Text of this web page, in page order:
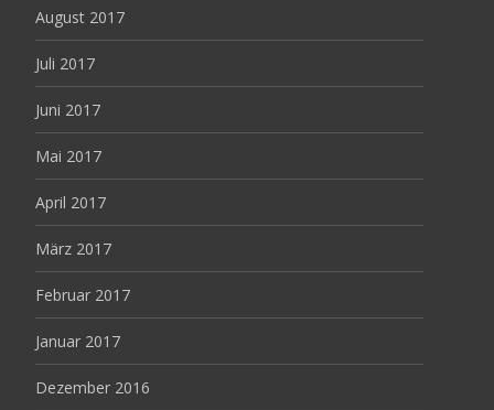
August 2017
Juli 2017
Juni 2017
Mai 2017
April 2017
März 2017
Februar 2017
Januar 2017
Dezember 2016